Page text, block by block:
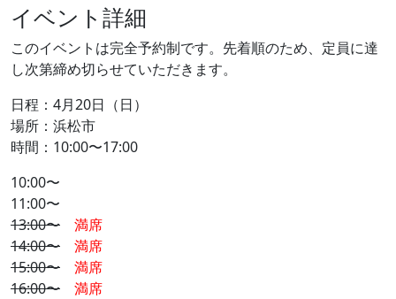
イベント詳細
このイベントは完全予約制です。先着順のため、定員に達
し次第締め切らせていただきます。
日程：4月20日（日）
場所：浜松市
時間：10:00〜17:00
10:00〜
11:00〜
13:00〜 満席
14:00〜 満席
15:00〜 満席
16:00〜
満席